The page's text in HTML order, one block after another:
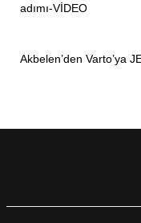
adımı-VİDEO
Akbelen’den Varto’ya